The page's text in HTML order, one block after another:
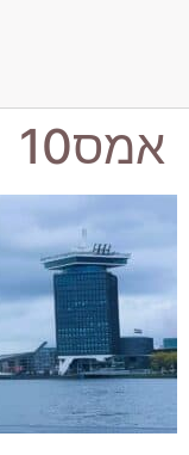
אמס10